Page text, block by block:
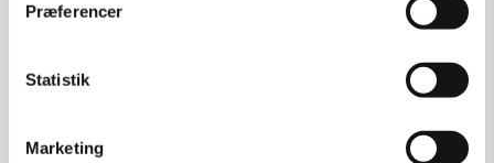
Præferencer
Statistik
Marketing